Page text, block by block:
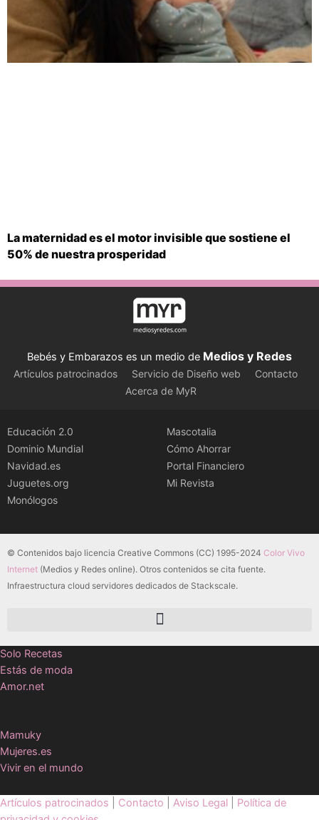
La maternidad es el motor invisible que sostiene el
50% de nuestra prosperidad
Bebés y Embarazos es un medio de Medios y Redes
Artículos patrocinados Servicio de Diseño web
Contacto
Acerca de MyR
Educación 2.0
Dominio Mundial
Navidad.es
Juguetes.org
Monólogos
Mascotalia
Cómo Ahorrar
Portal Financiero
Mi Revista
© Contenidos bajo licencia Creative Commons (CC) 1995-2024 Color Vivo
Internet (Medios y Redes online). Otros contenidos se cita fuente.
Infraestructura cloud servidores dedicados de Stackscale.
Solo Recetas
Estás de moda
Amor.net
Mamuky
Mujeres.es
Vivir en el mundo
Artículos patrocinados Contacto Aviso Legal
Política de